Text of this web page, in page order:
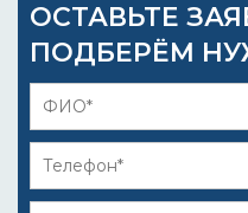
ОСТАВЬТЕ
ПОДБЕРЁМ